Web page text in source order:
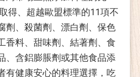
得、超越歐盟標準的11項不
劑、殺菌劑、漂白劑、保色
香料、甜味劑、結著劑、食
、含鋁膨脹劑或其他食品添
有健康安心的料理選擇，吃